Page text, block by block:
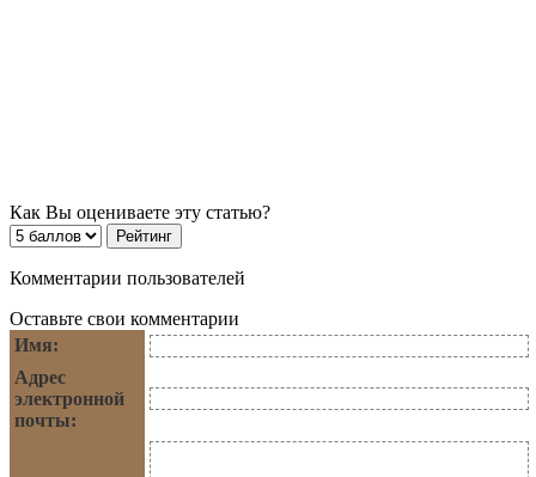
Как Вы оцениваете эту статью?
Комментарии пользователей
Оставьте свои комментарии
Имя:
Адрес
электронной
почты: